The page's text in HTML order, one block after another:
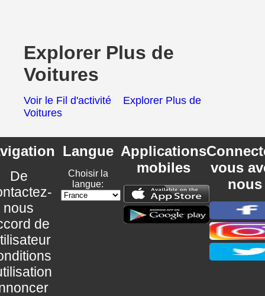
Explorer Plus de
Voitures
Voir le Fil d'activité
Explorer Plus de
Voitures
De
nous
de
Langue
Choisir la
langue:
Applications
mobiles
vous
nous